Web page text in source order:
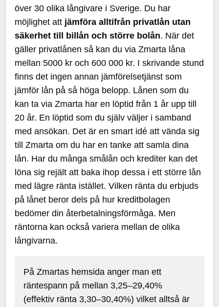
över 30 olika långivare i Sverige. Du har
möjlighet att jämföra alltifrån privatlån utan
säkerhet till billån och större bolån. När det
gäller privatlånen så kan du via Zmarta låna
mellan 5000 kr och 600 000 kr. I skrivande stund
finns det ingen annan jämförelsetjänst som
jämför lån på så höga belopp. Lånen som du
kan ta via Zmarta har en löptid från 1 år upp till
20 år. En löptid som du själv väljer i samband
med ansökan. Det är en smart idé att vända sig
till Zmarta om du har en tanke att samla dina
lån. Har du många smålån och krediter kan det
löna sig rejält att baka ihop dessa i ett större lån
med lägre ränta istället. Vilken ränta du erbjuds
på lånet beror dels på hur kreditbolagen
bedömer din återbetalningsförmåga. Men
räntorna kan också variera mellan de olika
långivarna.
På Zmartas hemsida anger man ett
räntespann på mellan 3,25–29,40%
(effektiv ränta 3,30–30,40%) vilket alltså är